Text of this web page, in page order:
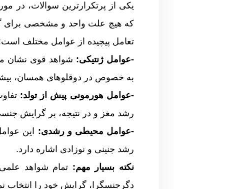
یکی از پرتکرارترین سوالات، در
که هیچ علت واحد و مشخصی برای
تعامل پیچیده از عوامل مختلف
-عوامل ژنتیکی: شواهد قوی نشان
به خصوص در دوقلوهای همسان،
-عوامل هورمونی پیش از تولد:
رشد مغز و در نتیجه، بر گرایش جنسی
-عوامل محیطی و رشدی: این
رشد جنینی و نوزادی اشاره دارد.
نکته بسیار مهم: تمام شواهد
دگرجنسگرا، گرایش خود را انتخاب